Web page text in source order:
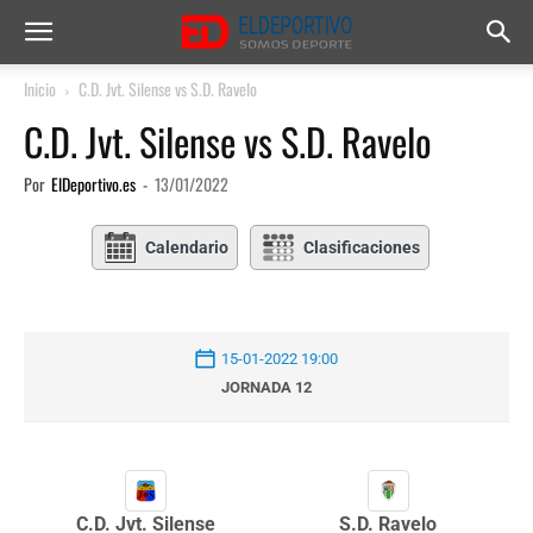
Inicio C.D. Jvt. Silense vs S.D. Ravelo
C.D. Jvt. Silense vs S.D. Ravelo
Por ElDeportivo.es - 13/01/2022
Calendario Clasificaciones
15-01-2022 19:00
JORNADA 12
C.D. Jvt. Silense S.D. Ravelo